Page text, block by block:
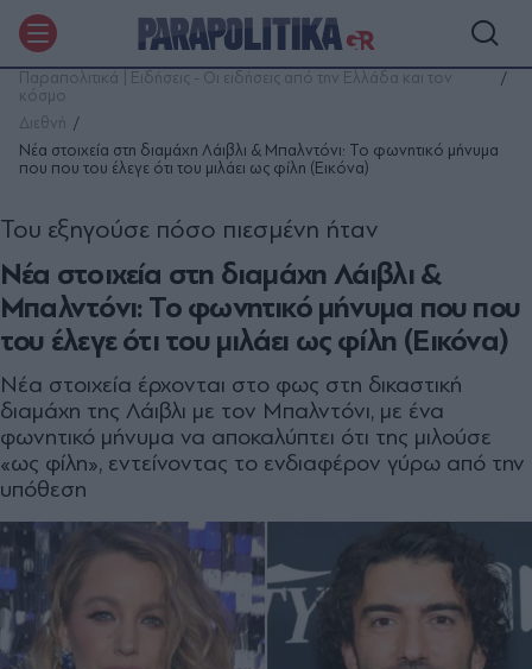
Παραπολιτικά | Ειδήσεις - Οι ειδήσεις από την Ελλάδα και τον
κόσμο
Διεθνή
Νέα στοιχεία στη διαμάχη Λάιβλι & Μπαλντόνι: Το φωνητικό μήνυμα
που που του έλεγε ότι του μιλάει ως φίλη (Εικόνα)
Νέα στοιχεία στη διαμάχη Λάιβλι &
Μπαλντόνι: Το φωνητικό μήνυμα που που
του έλεγε ότι του μιλάει ως φίλη (Εικόνα)
Του εξηγούσε πόσο πιεσμένη ήταν
Νέα στοιχεία έρχονται στο φως στη δικαστική
διαμάχη της Λάιβλι με τον Μπαλντόνι, με ένα
φωνητικό μήνυμα να αποκαλύπτει ότι της μιλούσε
«ως φίλη», εντείνοντας το ενδιαφέρον γύρω από την
υπόθεση